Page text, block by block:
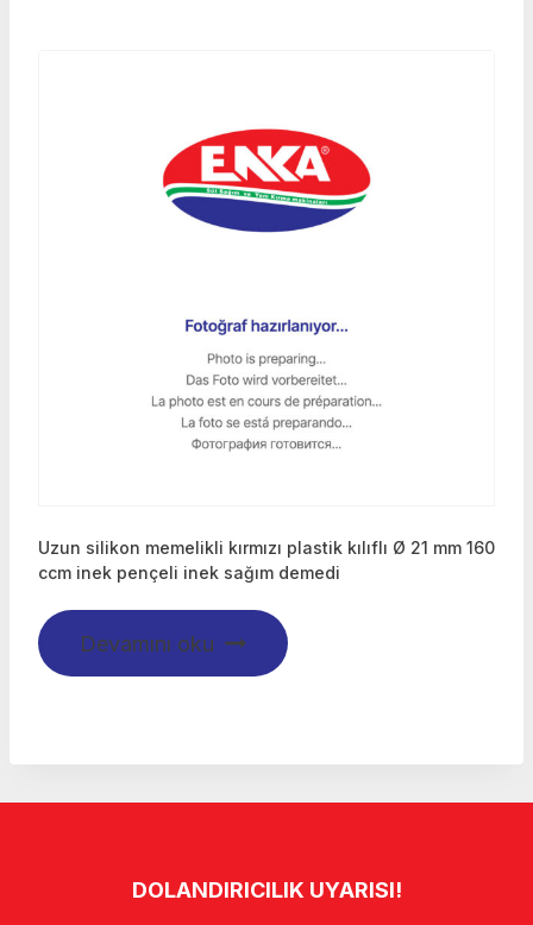
Uzun silikon memelikli kırmızı plastik kılıflı Ø 21 mm 160
ccm inek pençeli inek sağım demedi
Devamını oku
DOLANDIRICILIK UYARISI!